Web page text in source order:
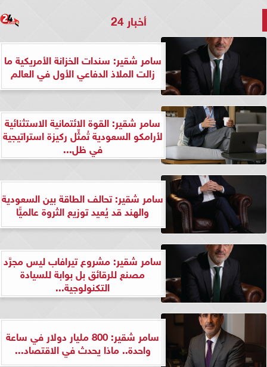
أخبار 24
سامر شقير: سندات الخزانة الأمريكية ما
زالت الملاذ الدفاعي الأول في العالم
سامر شقير: القوة الائتمانية الاستثنائية
لأرامكو السعودية تُمثِّل ركيزة استراتيجية
في ظل...
سامر شقير: تحالف الطاقة بين السعودية
والهند قد يُعيد توزيع الثروة عالميًّا
سامر شقير: مشروع تيرافاب ليس مجرَّد
مصنع للرقائق بل بوابة للسيادة
التكنولوجية...
سامر شقير: 800 مليار دولار في ساعة
واحدة.. ماذا يحدث في الاقتصاد...